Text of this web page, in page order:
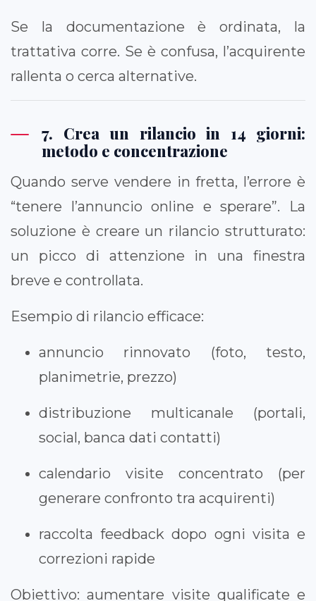
Se la documentazione è ordinata, la
trattativa corre. Se è confusa, l’acquirente
rallenta o cerca alternative.
7. Crea un rilancio in 14 giorni:
metodo e concentrazione
Quando serve vendere in fretta, l’errore è
“tenere l’annuncio online e sperare”. La
soluzione è creare un rilancio strutturato:
un picco di attenzione in una finestra
breve e controllata.
Esempio di rilancio efficace:
annuncio rinnovato (foto, testo,
planimetrie, prezzo)
distribuzione multicanale (portali,
social, banca dati contatti)
calendario visite concentrato (per
generare confronto tra acquirenti)
raccolta feedback dopo ogni visita e
correzioni rapide
Obiettivo: aumentare visite qualificate e